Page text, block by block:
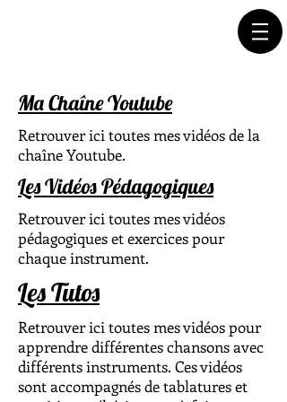
Connectez-vous
Ma Chaîne Youtube
Retrouver ici toutes mes vidéos de la
chaîne Youtube.
Les Vidéos Pédagogiques
Retrouver ici toutes mes vidéos
pédagogiques et exercices pour
chaque instrument.
Les Tutos
Retrouver ici toutes mes vidéos pour
apprendre différentes chansons avec
différents instruments. Ces vidéos
sont accompagnés de tablatures et